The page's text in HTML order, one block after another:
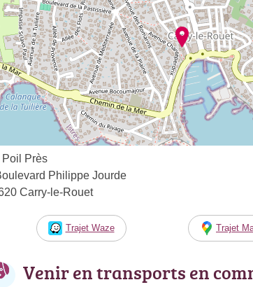
Poil Près
Philippe Jourde
Carry-le-Rouet
Trajet Waze Trajet
Venir en transports en